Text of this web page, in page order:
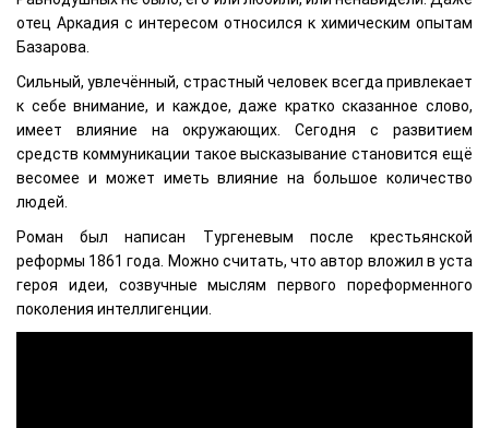
отец Аркадия с интересом относился к химическим опытам
Базарова.
Сильный, увлечённый, страстный человек всегда привлекает
к себе внимание, и каждое, даже кратко сказанное слово,
имеет влияние на окружающих. Сегодня с развитием
средств коммуникации такое высказывание становится ещё
весомее и может иметь влияние на большое количество
людей.
Роман был написан Тургеневым после крестьянской
реформы 1861 года. Можно считать, что автор вложил в уста
героя идеи, созвучные мыслям первого пореформенного
поколения интеллигенции.